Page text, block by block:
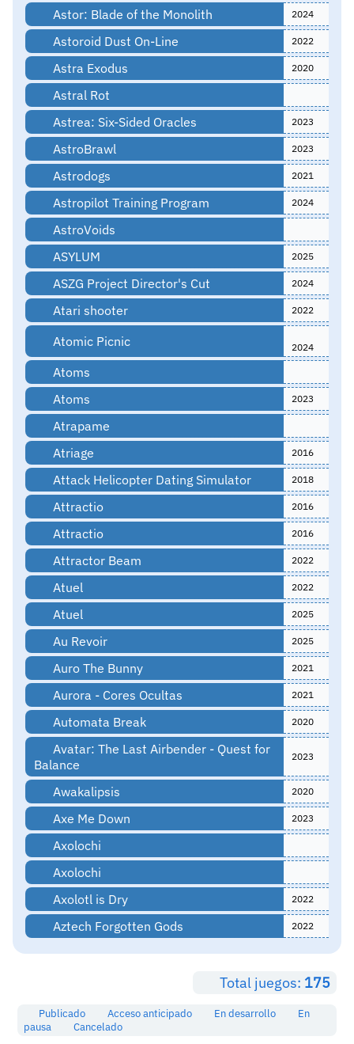
Astor: Blade of the Monolith 2024
Astoroid Dust On-Line 2022
Astra Exodus 2020
Astral Rot
Astrea: Six-Sided Oracles
2023
AstroBrawl 2023
Astrodogs 2021
Astropilot Training Program 2024
AstroVoids
ASYLUM
2025
ASZG Project Director's Cut 2024
Atari shooter 2022
Atomic Picnic 2024
Atoms
Atoms
2023
Atrapame
Atriage
2016
Attack Helicopter Dating Simulator 2018
Attractio 2016
Attractio 2016
Attractor Beam 2022
Atuel 2022
Atuel 2025
Au Revoir 2025
Auro The Bunny 2021
Aurora - Cores Ocultas 2021
Automata Break 2020
Avatar: The Last Airbender - Quest for
Balance
2023
Awakalipsis 2020
Axe Me Down 2023
Axolochi
Axolochi
Axolotl is Dry
2022
Aztech Forgotten Gods 2022
Total juegos: 175
Publicado Acceso anticipado En desarrollo
En
pausa
Cancelado